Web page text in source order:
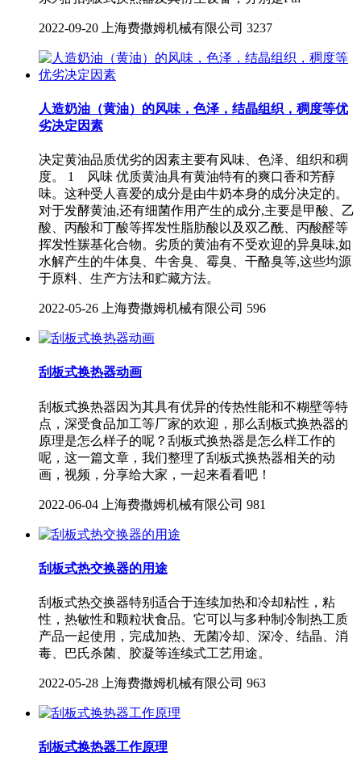
2022-09-20 上海费撒姆机械有限公司 3237
人造奶油（黄油）的风味，色泽，结晶组织，稠度等优
劣决定因素
决定黄油品质优劣的因素主要有风味、色泽、组织和稠
度。 1 风味 优质黄油具有黄油特有的爽口香和芳醇
味。这种受人喜爱的成分是由牛奶本身的成分决定的。
对于发酵黄油,还有细菌作用产生的成分,主要是甲酸、乙
酸、丙酸和丁酸等挥发性脂肪酸以及双乙酰、丙酸醛等
挥发性羰基化合物。劣质的黄油有不受欢迎的异臭味,如
水解产生的牛体臭、牛舍臭、霉臭、干酪臭等,这些均源
于原料、生产方法和贮藏方法。
2022-05-26 上海费撒姆机械有限公司 596
刮板式换热器动画
刮板式换热器因为其具有优异的传热性能和不糊壁等特
点，深受食品加工等厂家的欢迎，那么刮板式换热器的
原理是怎么样子的呢？刮板式换热器是怎么样工作的
呢，这一篇文章，我们整理了刮板式换热器相关的动
画，视频，分享给大家，一起来看看吧！
2022-06-04 上海费撒姆机械有限公司 981
刮板式热交换器的用途
刮板式热交换器特别适合于连续加热和冷却粘性，粘
性，热敏性和颗粒状食品。它可以与多种制冷制热工质
产品一起使用，完成加热、无菌冷却、深冷、结晶、消
毒、巴氏杀菌、胶凝等连续式工艺用途。
2022-05-28 上海费撒姆机械有限公司 963
刮板式换热器工作原理